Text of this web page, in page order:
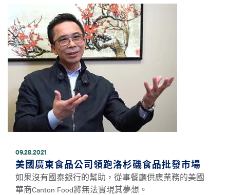
09.28.2021
美國廣東食品公司領跑洛杉磯食品批發市場
如果沒有國泰銀行的幫助，從事餐廳供應業務的美國
華商Canton Food將無法實現其夢想。